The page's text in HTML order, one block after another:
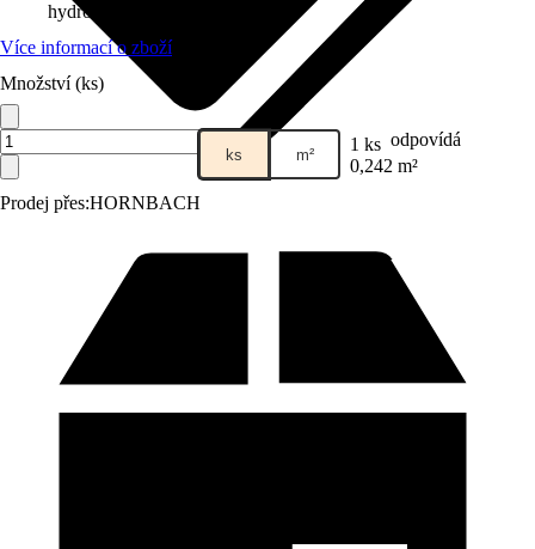
Prodej přes:HORNBACH
hydrofobní vrstvou
Více informací o zboží
Množství (ks)
ks m² 1 ks odpovídá
0,242 m²